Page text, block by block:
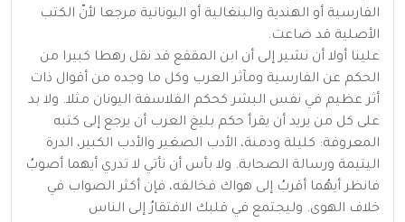
الفارسية أو الهندية والبنغالية أو اليونانية مرجعا لأنّ الكتب
الأصلية قد ضاعت.
علينا أولا أن نشير إلى أن ابن المقفع قد نقل رهطا كبيرا من
الحكم عن الفارسية ومآثر العرب وكل ما وجده من أقوال ذات
أثر عظيم في نفس البشر كحكم الفلاسفة اليونان مثلا. ولا بد
على كل من يريد أن يقرأ حكم بليغ العرب أن يرجع إلى كتبه
المعروفة: كليلة ودمنة، الأدب الصغير والأدب الكبير، الدرة
اليتيمة ورسالة الصحابة. ولا بأس أن نأتي لا تدري أيهما أصوبُ
فانظر أيهُما أقربُ إلى هواك فخالفه، فإن أكثر الصواب في
خلاف الهوى. وليجتمع في قلبك الافتقارُ إلى الناس